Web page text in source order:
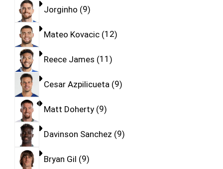
Jorginho 9
Mateo Kovacic 12
Reece James 11
Cesar Azpilicueta 9
Matt Doherty 9
Davinson Sanchez 9
Bryan Gil 9